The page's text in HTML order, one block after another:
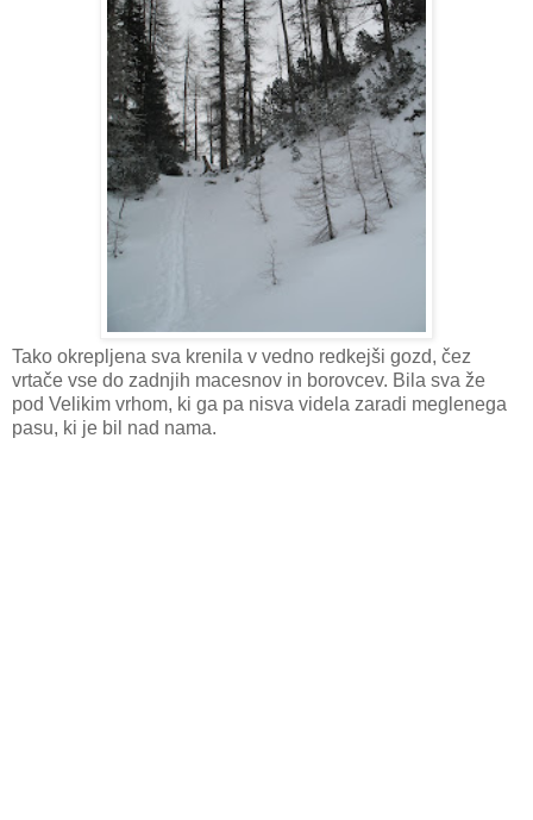
Tako okrepljena sva krenila v vedno redkejši gozd, čez
vrtače vse do zadnjih macesnov in borovcev. Bila sva že
pod Velikim vrhom, ki ga pa nisva videla zaradi meglenega
pasu, ki je bil nad nama.